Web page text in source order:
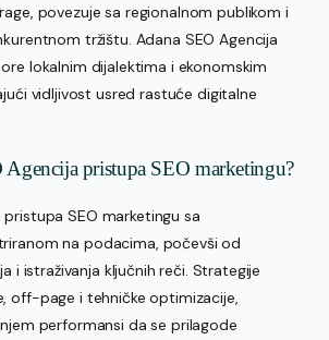
povezuje sa regionalnom publikom i
tržištu. Adana SEO Agencija
lokalnim dijalektima i ekonomskim
vidljivost usred rastuće digitalne
pristupa SEO marketingu?
pristupa SEO marketingu sa
na podacima, počevši od
i istraživanja ključnih reči. Strategije
off-page i tehničke optimizacije,
performansi da se prilagode